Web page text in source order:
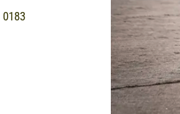
0183